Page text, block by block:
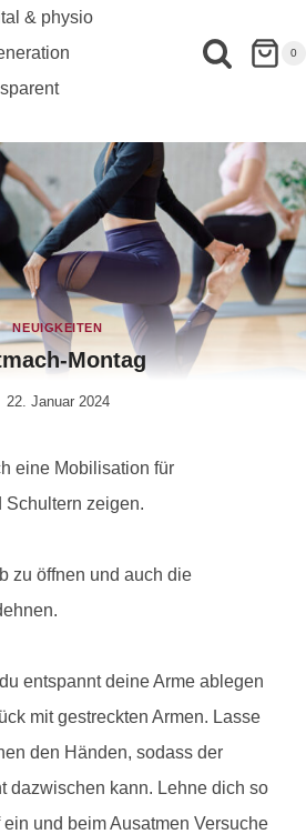
0
NEUIGKEITEN
Montag
Von
22. Januar 2024
eine Mobilisation für
Schultern zeigen.
zu öffnen und auch die
entspannt deine Arme ablegen
mit gestreckten Armen. Lasse
den Händen, sodass der
dazwischen kann. Lehne dich so
und beim Ausatmen Versuche